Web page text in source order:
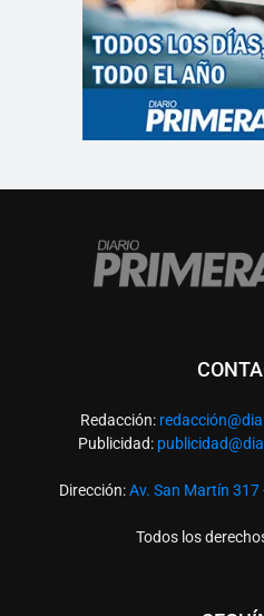
Redacción: redacció
Publicidad:
Dirección:Av. San Martín 317
Todos los